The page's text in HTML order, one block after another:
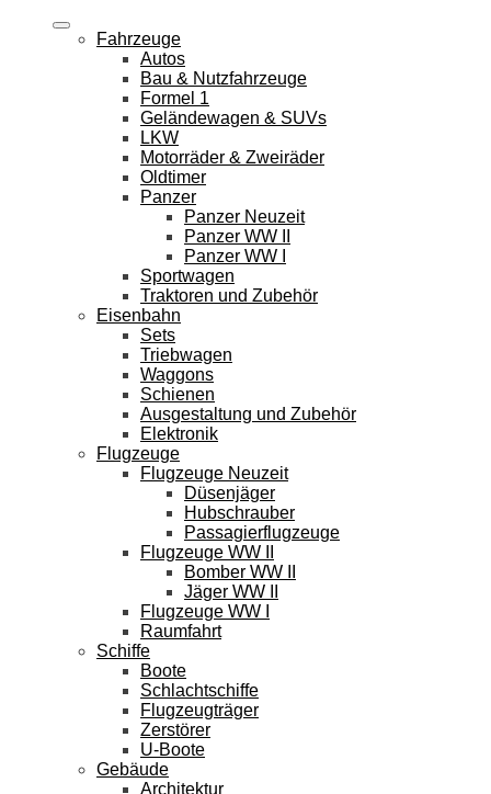
Fahrzeuge
Autos
Bau & Nutzfahrzeuge
Formel 1
Geländewagen & SUVs
LKW
Motorräder & Zweiräder
Oldtimer
Panzer
Panzer Neuzeit
Panzer WW II
Panzer WW I
Sportwagen
Traktoren und Zubehör
Eisenbahn
Sets
Triebwagen
Waggons
Schienen
Ausgestaltung und Zubehör
Elektronik
Flugzeuge
Flugzeuge Neuzeit
Düsenjäger
Hubschrauber
Passagierflugzeuge
Flugzeuge WW II
Bomber WW II
Jäger WW II
Flugzeuge WW I
Raumfahrt
Schiffe
Boote
Schlachtschiffe
Flugzeugträger
Zerstörer
U-Boote
Gebäude
Architektur